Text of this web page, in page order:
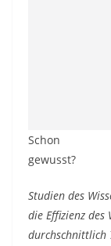
Schon
gewusst?
Studien des
die Effizienz
durchschnittlich